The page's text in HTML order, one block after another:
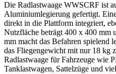
Die Radlastwaage WWSCRF ist
Aluminiumlegierung gefertigt.
direkt in die Plattform integriert,
Nutzfläche beträgt 400 x 400 mm
mm macht das Befahren spielend
das Fliegengewicht mit nur 18 kg
Radlastwaage für Fahrzeuge wie
Tanklastwagen, Sattelzüge und